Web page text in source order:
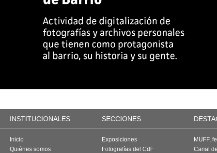
INSTITUCIONALES SECCIONES
Inicio
Quiénes somos
Exposiciones
Fotografías del CdF
MUFF,
Canal